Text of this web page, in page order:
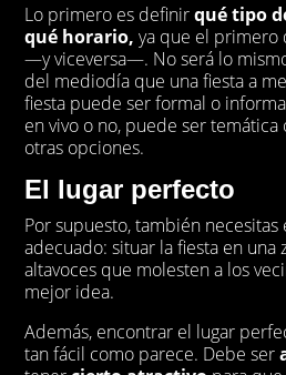
Lo primero es definirqué tipo
qué horario, ya que el primero
—y viceversa—. No será lo
del mediodía que una fiesta a
fiesta puede ser formal o
en vivo o no, puede ser
otras opciones.
El lugar perfecto
Por supuesto, también necesitas
adecuado: situar la fiesta en una
altavoces que molesten a los
mejor idea.
Además, encontrar el lugar
tan fácil como parece. Debe ser